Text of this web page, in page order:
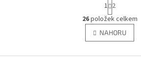
O
v
l
á
t
r
á
n
k
v
1 2
26položek celkem
NAHORU